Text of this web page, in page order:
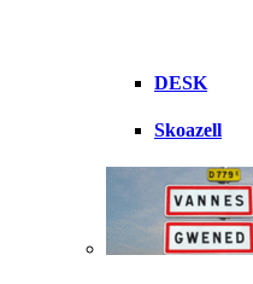
DESK
Skoazell